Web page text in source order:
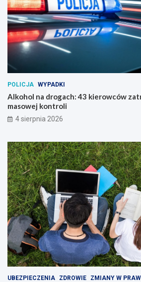
POLICJA WYPADKI
Alkohol na drogach: 43 kierowców
masowej kontroli
4 sierpnia 2026
UBEZPIECZENIA ZDROWIE ZMIANY W